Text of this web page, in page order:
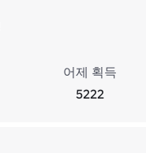
어제 획득
5222